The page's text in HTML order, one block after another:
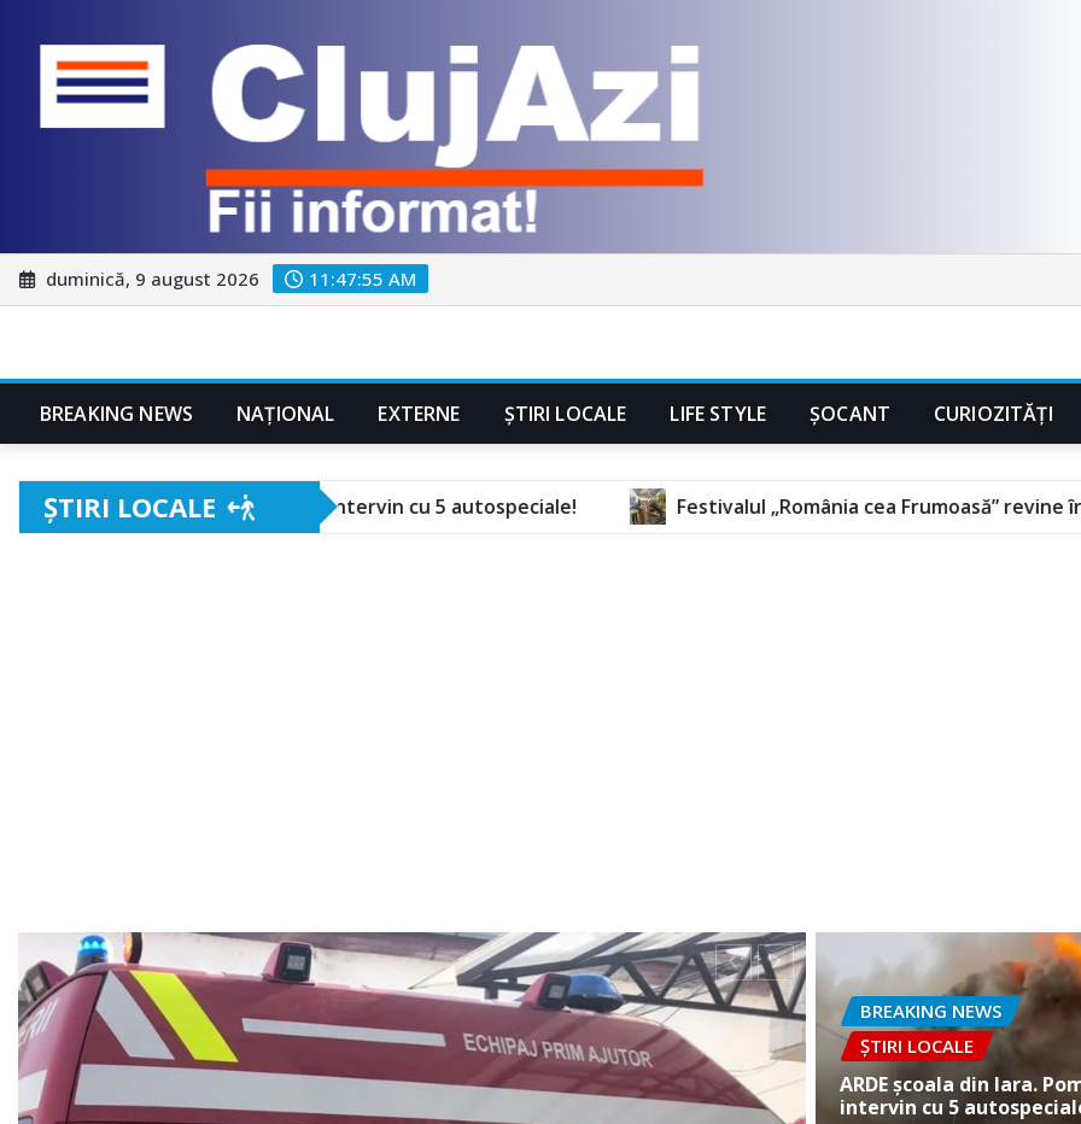
Skip
to
duminică, 9 august 2026 11:47:57 AM
BREAKING NEWS NAŢIONAL EXTERNE ȘTIRI LOCALE LIFE STYLE ȘOCANT CURIOZITĂȚI
ȘTIRI LOCALE
Pompierii intervin cu 5 autospeciale! Festivalul „România cea Frumoasă” revine în septembrie, la
BREAKING NEWS
ȘTIRI LOCALE
ARDE școala din Iara.
intervin cu 5